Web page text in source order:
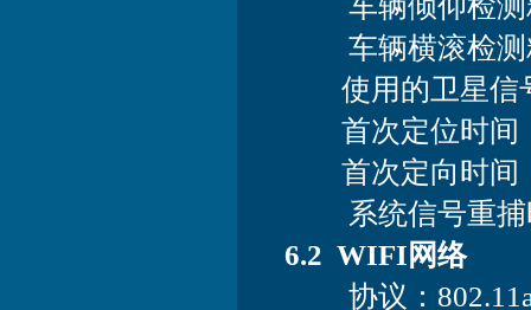
车辆倾仰检测
车辆横滚检测
使用的卫星信号
首次定位时间
首次定向时间
系统信号重捕
6.2 WIFI网络
协议：